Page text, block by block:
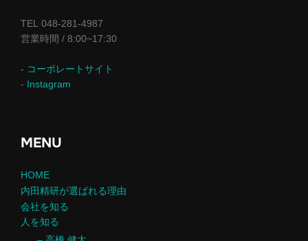
TEL 048-281-4987
営業時間 / 8:00~17:30
- コーポレートサイト
- Instagram
MENU
HOME
内田精研が選ばれる理由
会社を知る
人を知る